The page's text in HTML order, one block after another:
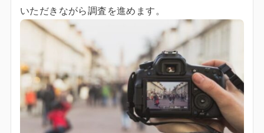
いただきながら調査を進めます。